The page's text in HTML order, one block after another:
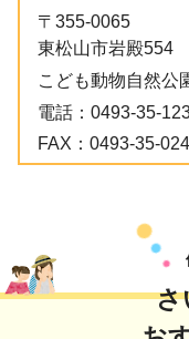
〒355-0065
東松山市岩殿554
こども動物自然公
電話： 0493-35-
FAX： 0493-35-
さ